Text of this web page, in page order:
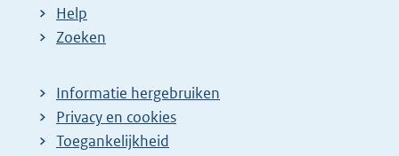
Help
Zoeken
Informatie hergebruiken
Privacy en cookies
Toegankelijkheid